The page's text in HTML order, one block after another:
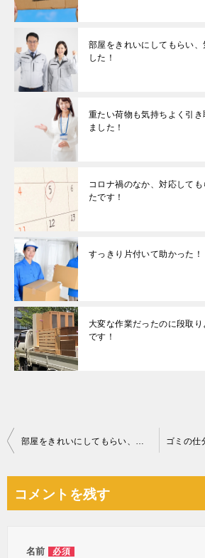
部屋をきれいにしてもらい
した！
重たい荷物も気持ちよく引
ました！
コロナ禍のなか、対応して
たです！
すっきり片付いて助かった！
大変な作業だったのに段取
です！
投
ビ
部屋をきれいにしてもらい、気持ちがすっきりしました！
コメントを残す
名前 必須